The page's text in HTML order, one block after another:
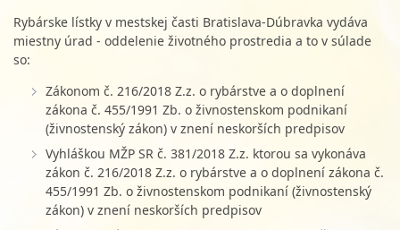
Rybárske lístky v mestskej časti Bratislava-Dúbravka vydáva
miestny úrad - oddelenie životného prostredia a to v súlade
so:
Zákonom č. 216/2018 Z.z. o rybárstve a o doplnení
zákona č. 455/1991 Zb. o živnostenskom podnikaní
(živnostenský zákon) v znení neskorších predpisov
Vyhláškou MŽP SR č. 381/2018 Z.z. ktorou sa vykonáva
zákon č. 216/2018 Z.z. o rybárstve a o doplnení zákona č.
455/1991 Zb. o živnostenskom podnikaní (živnostenský
zákon) v znení neskorších predpisov